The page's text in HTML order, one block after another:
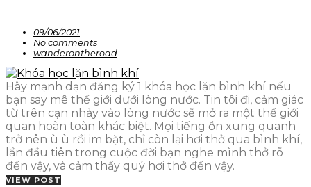
09/06/2021
No comments
wanderontheroad
Hãy mạnh dạn đăng ký 1 khóa học lặn bình khí nếu
bạn say mê thế giới dưới lòng nước. Tin tôi đi, cảm giác
từ trên cạn nhảy vào lòng nước sẽ mở ra một thế giới
quan hoàn toàn khác biệt. Mọi tiếng ồn xung quanh
trở nên ù ù rồi im bặt, chỉ còn lại hơi thở qua bình khí,
lần đầu tiên trong cuộc đời bạn nghe mình thở rõ
đến vậy, và cảm thấy quý hơi thở đến vậy.
VIEW POST